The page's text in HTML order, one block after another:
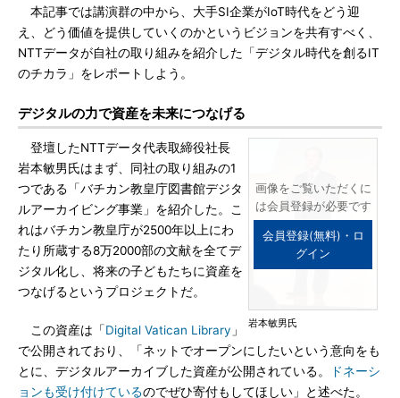
本記事では講演群の中から、大手SI企業がIoT時代をどう迎
え、どう価値を提供していくのかというビジョンを共有すべく、
NTTデータが自社の取り組みを紹介した「デジタル時代を創るIT
のチカラ」をレポートしよう。
デジタルの力で資産を未来につなげる
画像をご覧いただくに
は会員登録が必要です
会員登録(無料)・ロ
グイン
岩本敏男氏
登壇したNTTデータ代表取締役社長
岩本敏男氏はまず、同社の取り組みの1
つである「バチカン教皇庁図書館デジタ
ルアーカイビング事業」を紹介した。こ
れはバチカン教皇庁が2500年以上にわ
たり所蔵する8万2000部の文献を全てデ
ジタル化し、将来の子どもたちに資産を
つなげるというプロジェクトだ。
この資産は「Digital Vatican Library 」
で公開されており、「ネットでオープンにしたいという意向をも
とに、デジタルアーカイブした資産が公開されている。
ドネーシ
ョンも受け付けているのでぜひ寄付もしてほしい」と述べた。